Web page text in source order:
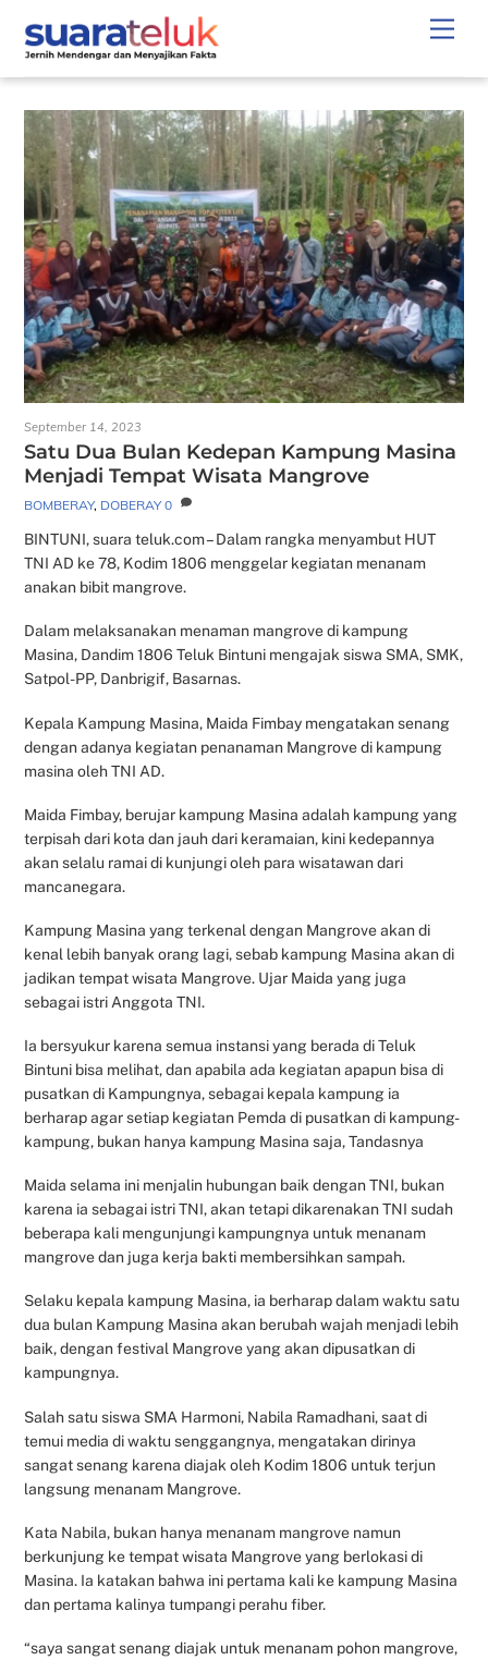
content
September 14, 2023
Satu Dua Bulan Kedepan Kampung Masina
Menjadi Tempat Wisata Mangrove
BOMBERAY, DOBERAY 0
BINTUNI, suara teluk.com – Dalam rangka menyambut HUT
TNI AD ke 78, Kodim 1806 menggelar kegiatan menanam
anakan bibit mangrove.
Dalam melaksanakan menaman mangrove di kampung
Masina, Dandim 1806 Teluk Bintuni mengajak siswa SMA, SMK,
Satpol-PP, Danbrigif, Basarnas.
Kepala Kampung Masina, Maida Fimbay mengatakan senang
dengan adanya kegiatan penanaman Mangrove di kampung
masina oleh TNI AD.
Maida Fimbay, berujar kampung Masina adalah kampung yang
terpisah dari kota dan jauh dari keramaian, kini kedepannya
akan selalu ramai di kunjungi oleh para wisatawan dari
mancanegara.
Kampung Masina yang terkenal dengan Mangrove akan di
kenal lebih banyak orang lagi, sebab kampung Masina akan di
jadikan tempat wisata Mangrove. Ujar Maida yang juga
sebagai istri Anggota TNI.
Ia bersyukur karena semua instansi yang berada di Teluk
Bintuni bisa melihat, dan apabila ada kegiatan apapun bisa di
pusatkan di Kampungnya, sebagai kepala kampung ia
berharap agar setiap kegiatan Pemda di pusatkan di kampung-
kampung, bukan hanya kampung Masina saja, Tandasnya
Maida selama ini menjalin hubungan baik dengan TNI, bukan
karena ia sebagai istri TNI, akan tetapi dikarenakan TNI sudah
beberapa kali mengunjungi kampungnya untuk menanam
mangrove dan juga kerja bakti membersihkan sampah.
Selaku kepala kampung Masina, ia berharap dalam waktu satu
dua bulan Kampung Masina akan berubah wajah menjadi lebih
baik, dengan festival Mangrove yang akan dipusatkan di
kampungnya.
Salah satu siswa SMA Harmoni, Nabila Ramadhani, saat di
temui media di waktu senggangnya, mengatakan dirinya
sangat senang karena diajak oleh Kodim 1806 untuk terjun
langsung menanam Mangrove.
Kata Nabila, bukan hanya menanam mangrove namun
berkunjung ke tempat wisata Mangrove yang berlokasi di
Masina. Ia katakan bahwa ini pertama kali ke kampung Masina
dan pertama kalinya tumpangi perahu fiber.
“saya sangat senang diajak untuk menanam pohon mangrove,